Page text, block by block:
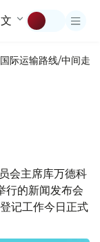
际运输路线/中间走廊
会主席库万德科
行的新闻发布会
记工作今日正式